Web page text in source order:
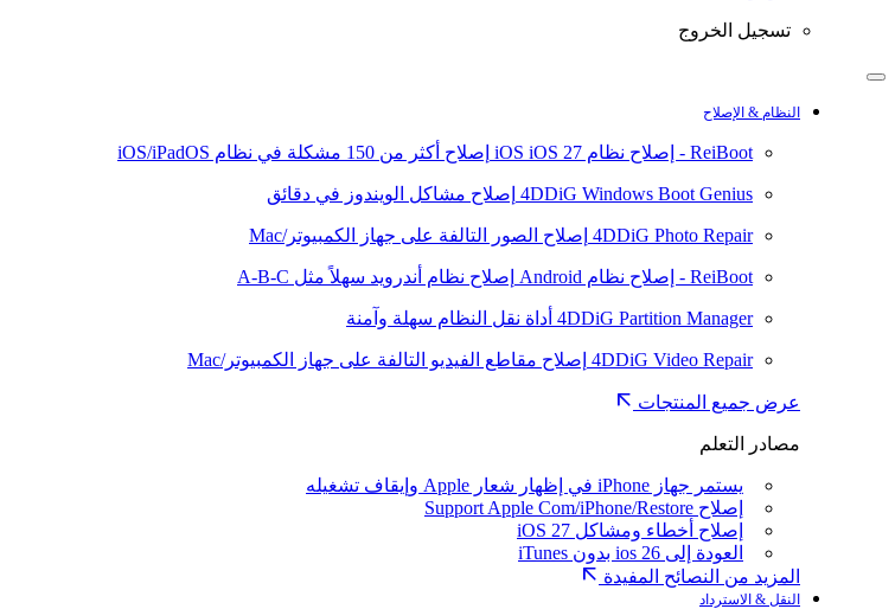
تسجيل الخروج
النظام & الإصلاح
ReiBoot - إصلاح نظام iOS iOS 27 إصلاح أكثر من 150 مشكلة في نظام iOS/iPadOS
4DDiG Windows Boot Genius إصلاح مشاكل الويندوز في دقائق
4DDiG Photo Repair إصلاح الصور التالفة على جهاز الكمبيوتر/Mac
ReiBoot - إصلاح نظام Android إصلاح نظام أندرويد سهلاً مثل A-B-C
4DDiG Partition Manager أداة نقل النظام سهلة وآمنة
4DDiG Video Repair إصلاح مقاطع الفيديو التالفة على جهاز الكمبيوتر/Mac
عرض جميع المنتجات
مصادر التعلم
يستمر جهاز iPhone في إظهار شعار Apple وإيقاف تشغيله
إصلاح Support Apple Com/iPhone/Restore
إصلاح أخطاء ومشاكل iOS 27
العودة إلى ios 26 بدون iTunes
المزيد من النصائح المفيدة
النقل & الاسترداد